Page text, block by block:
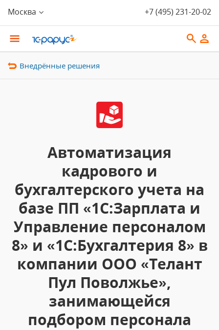
Москва +7 (495) 231-20-02
Внедрённые решения
Автоматизация
кадрового и
бухгалтерского учета на
базе ПП «1С:Зарплата и
Управление персоналом
8» и «1С:Бухгалтерия 8» в
компании ООО «Телант
Пул Поволжье»,
занимающейся
подбором персонала